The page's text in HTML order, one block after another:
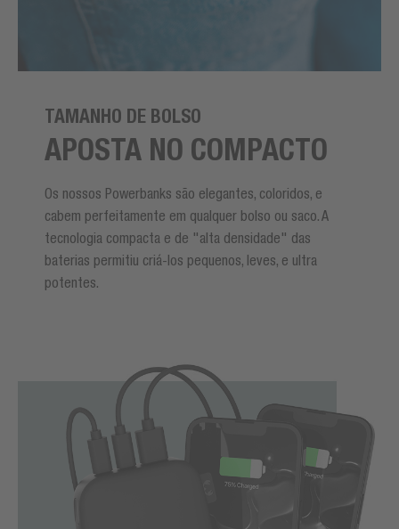
TAMANHO DE BOLSO
APOSTA NO COMPACTO
Os nossos Powerbanks são elegantes, coloridos, e
cabem perfeitamente em qualquer bolso ou saco. A
tecnologia compacta e de "alta densidade" das
baterias permitiu criá-los pequenos, leves, e ultra
potentes.